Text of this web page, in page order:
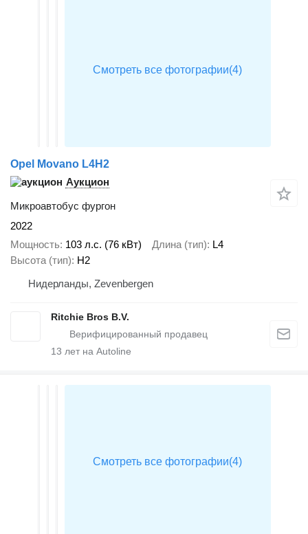
Opel Movano L4H2
Аукцион
Микроавтобус фургон
2022
Мощность 103 л.с. (76 кВт) Длина (тип) L4
Высота (тип) H2
Нидерланды, Zevenbergen
Ritchie Bros B.V.
13 лет на Autoline